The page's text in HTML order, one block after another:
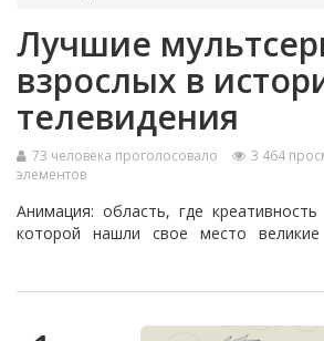
Лучшие
взрослых в
телевидения
73 человека проголосовало 3 464
элементов
Анимация: область, где
которой нашли свое место
исследовать глубокое и
Disney и Pixar до шумных улиц
преодолевает возрастные рамки,